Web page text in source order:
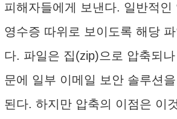
피해자들에게 보낸다. 일반적인
영수증 따위로 보이도록 해당
다. 파일은 집(zip)으로 압축되
문에 일부 이메일 보안 솔루션
된다. 하지만 압축의 이점은 이